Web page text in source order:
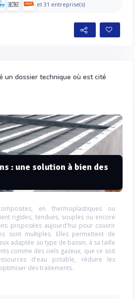
et 31 entreprise(s)
un dossier technique où est cité
: une solution à bien des
en thermoplastiques ou
rigides, tendues, souples ou encore
proposées aujourd'hui pour couvrir
sont multiples. Elles permettent de
adaptée au type de bassin, à sa taille
comme des ciels gazeux, que ce soit
d'eau potable, réduire les
des traitements.